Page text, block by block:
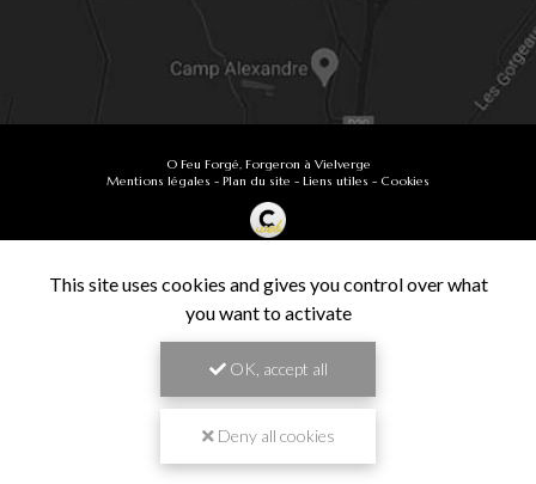
O Feu Forgé, Forgeron à Vielverge
Mentions légales - Plan du site - Liens utiles - Cookies
Secteur -En savoir +
9.9/10
This site uses cookies and gives you control over what
you want to activate
OK, accept all
Deny all cookies